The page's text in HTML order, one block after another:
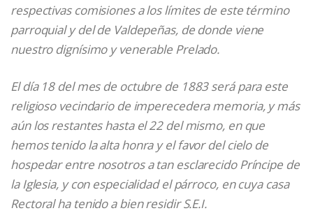
respectivas comisiones a los límites de este término
parroquial y del de Valdepeñas, de donde viene
nuestro dignísimo y venerable Prelado.
El día 18 del mes de octubre de 1883 será para este
religioso vecindario de imperecedera memoria, y más
aún los restantes hasta el 22 del mismo, en que
hemos tenido la alta honra y el favor del cielo de
hospedar entre nosotros a tan esclarecido Príncipe de
la Iglesia, y con especialidad el párroco, en cuya casa
Rectoral ha tenido a bien residir S.E.I.